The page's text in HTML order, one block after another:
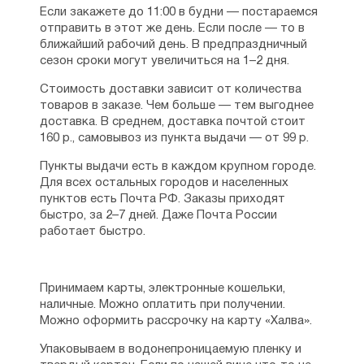
остатка. Чуковский то и дело строчит
письма на Украину с публицистическими
статьями. Он анализирует современных
авторов и сопоставляет их с ушедшими
английские шедевры. И наконец
он подрабатывает там же в составлении
каталогов. Но после прекратившихся
гонораров с родины молодая семья,
покинуть Европу.
Одесса встретила их революцией 1905-го
года. Чуковский взял на себя негласные
обязательства по передаче писем
настроенный Петербург, Чуковский
реализует свою давнюю мечту —
издание: сатирический журнал «Сигнал».
Если закажете до 11:00 в будни — постараемся
отправить в этот же день. Если после — то в
ближайший рабочий день. В предпраздничный
сезон сроки могут увеличиться на 1–2 дня.
Стоимость доставки зависит от количества
товаров в заказе. Чем больше — тем выгоднее
доставка. В среднем, доставка почтой стоит
160 р., самовывоз из пункта выдачи — от 99 р.
Пункты выдачи есть в каждом крупном городе.
Для всех остальных городов и населенных
пунктов есть Почта РФ. Заказы приходят
быстро, за 2–7 дней. Даже Почта России
работает быстро.
Принимаем карты, электронные кошельки,
наличные. Можно оплатить при получении.
Можно оформить рассрочку на карту «Халва».
Упаковываем в водонепроницаемую пленку и